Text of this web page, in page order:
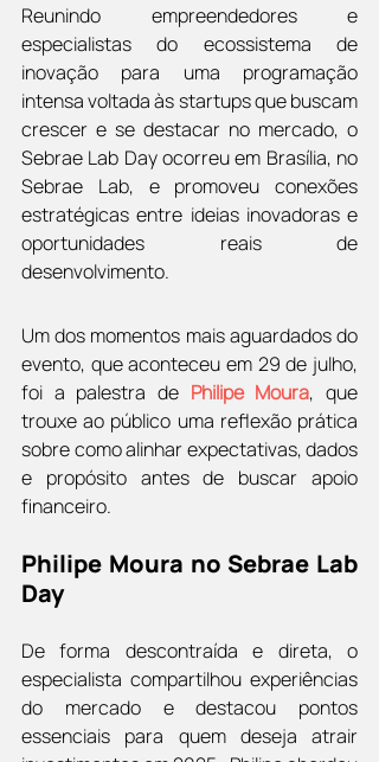
Reunindo empreendedores e
especialistas do ecossistema de
inovação para uma programação
intensa voltada às startups que buscam
crescer e se destacar no mercado, o
Sebrae Lab Day ocorreu em Brasília, no
Sebrae Lab, e promoveu conexões
estratégicas entre ideias inovadoras e
oportunidades reais de
desenvolvimento.
Um dos momentos mais aguardados do
evento, que aconteceu em 29 de julho,
foi a palestra de Philipe Moura, que
trouxe ao público uma reflexão prática
sobre como alinhar expectativas, dados
e propósito antes de buscar apoio
financeiro.
Philipe Moura no Sebrae Lab
Day
De forma descontraída e direta, o
especialista compartilhou experiências
do mercado e destacou pontos
essenciais para quem deseja atrair